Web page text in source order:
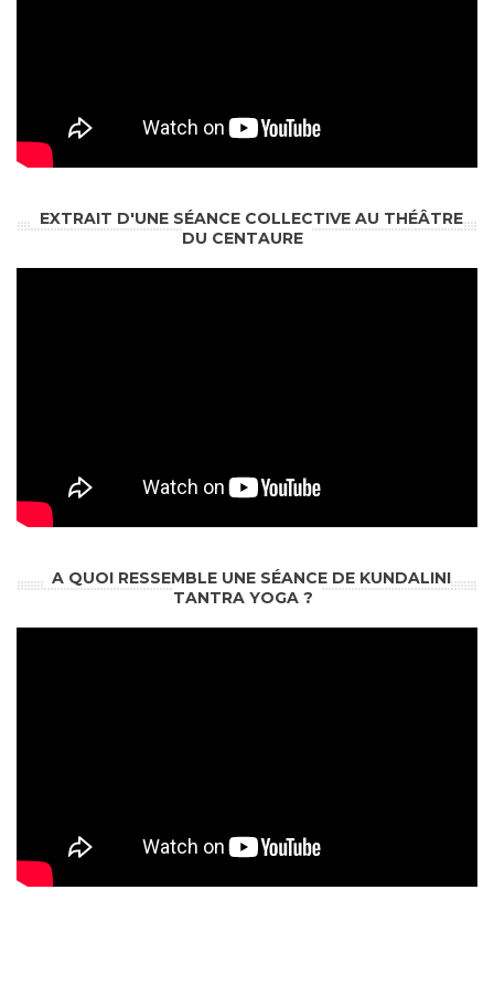
EXTRAIT D'UNE SÉANCE COLLECTIVE AU THÉÂTRE
DU CENTAURE
A QUOI RESSEMBLE UNE SÉANCE DE KUNDALINI
TANTRA YOGA ?